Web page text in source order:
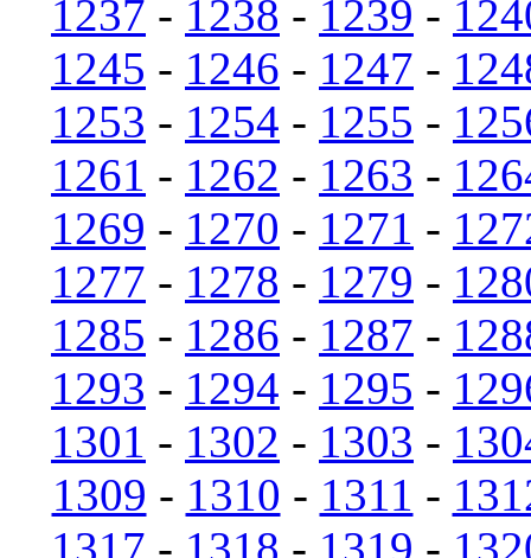
1237 - 1238 - 1239 -
1245 - 1246 - 1247 -
1253 - 1254 - 1255 -
1261 - 1262 - 1263 -
1269 - 1270 - 1271 -
1277 - 1278 - 1279 -
1285 - 1286 - 1287 -
1293 - 1294 - 1295 -
1301 - 1302 - 1303 -
1309 - 1310 - 1311 -
1317 - 1318 - 1319 -